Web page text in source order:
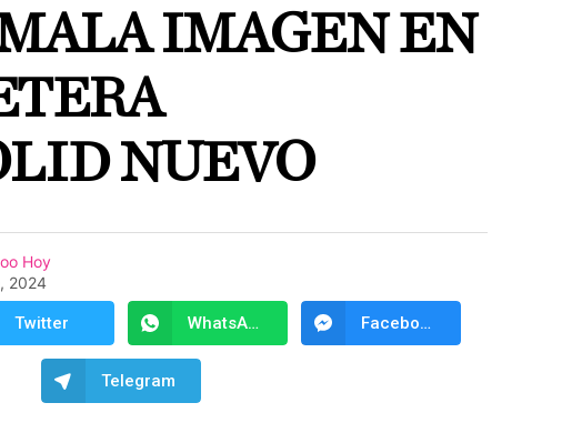
IMAGEN EN
NUEVO
Hoy
2024
Twitter WhatsApp Facebook Messenger
Telegram